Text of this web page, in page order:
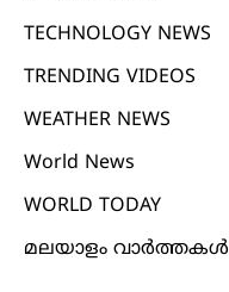
TECHNOLOGY NEWS
TRENDING VIDEOS
WEATHER NEWS
World News
WORLD TODAY
മലയാളം വാർത്തകൾ